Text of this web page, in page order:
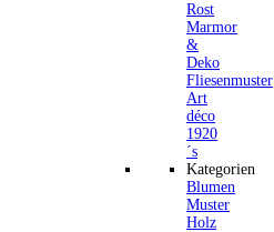
Rost
Marmor
&
Deko
Fliesenmuster
Art
déco
1920
´s
Kategorien
Blumen
Muster
Holz